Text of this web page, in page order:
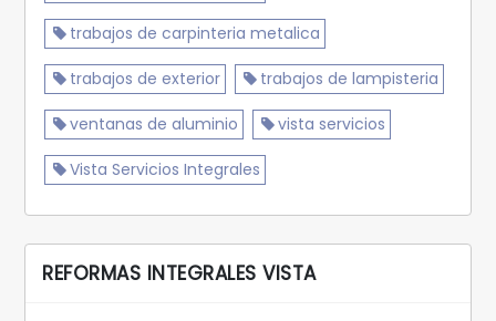
trabajos de carpinteria metalica
trabajos de exterior trabajos de lampisteria
ventanas de aluminio vista servicios
Vista Servicios Integrales
REFORMAS INTEGRALES VISTA